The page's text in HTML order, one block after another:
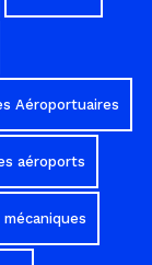
Aéroportuaires
aéroports